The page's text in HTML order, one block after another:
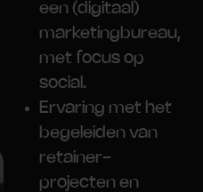
een (digitaal)
marketingbureau,
met focus op
social.
Ervaring met het
begeleiden van
retainer-
projecten en